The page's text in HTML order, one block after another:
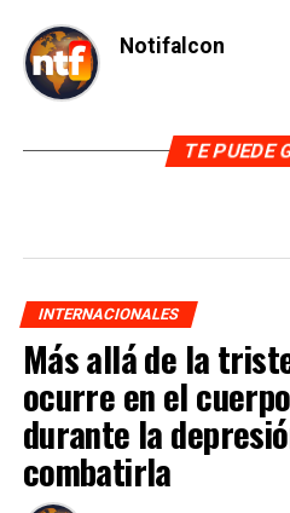
Notifalcon
TE PUEDE
INTERNACIONALES
Más allá de la
ocurre en el
durante la
combatirla